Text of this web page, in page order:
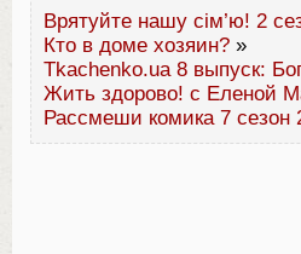
Врятуйте нашу сім’ю! 2
Кто в доме хозяин? »
Tkachenko.ua 8 выпуск:
Жить здорово! с Еленой
Рассмеши комика 7 сезон